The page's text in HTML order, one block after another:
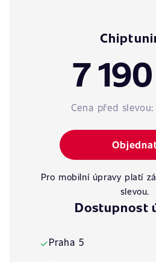
7
Cena před slevou:
Pro mobilní úpravy platí
slevou.
Dostupnost
✓Praha 5